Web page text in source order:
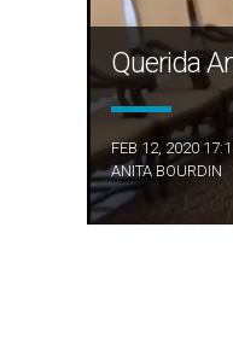
Querida
FEB 12, 2020
ANITA BOURDIN